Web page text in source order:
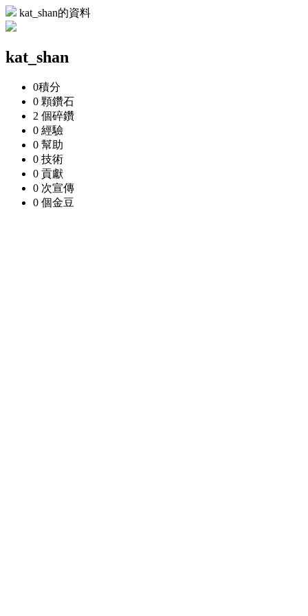
kat_shan的資料
kat_shan
0積分
0 顆鑽石
2 個碎鑽
0 經驗
0 幫助
0 技術
0 貢獻
0 次宣傳
0 個金豆